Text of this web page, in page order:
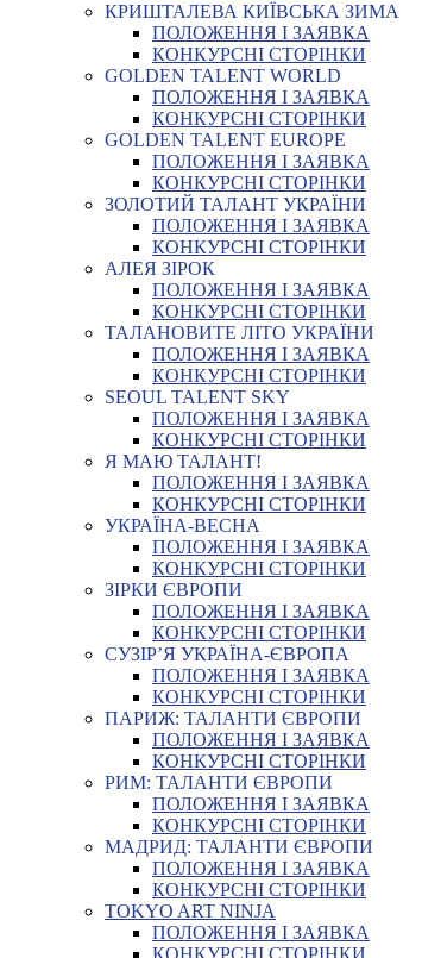
КРИШТАЛЕВА КИЇВСЬКА ЗИМА
ПОЛОЖЕННЯ І ЗАЯВКА
КОНКУРСНІ СТОРІНКИ
GOLDEN TALENT WORLD
ПОЛОЖЕННЯ І ЗАЯВКА
КОНКУРСНІ СТОРІНКИ
GOLDEN TALENT EUROPE
ПОЛОЖЕННЯ І ЗАЯВКА
КОНКУРСНІ СТОРІНКИ
ЗОЛОТИЙ ТАЛАНТ УКРАЇНИ
ПОЛОЖЕННЯ І ЗАЯВКА
КОНКУРСНІ СТОРІНКИ
АЛЕЯ ЗІРОК
ПОЛОЖЕННЯ І ЗАЯВКА
КОНКУРСНІ СТОРІНКИ
ТАЛАНОВИТЕ ЛІТО УКРАЇНИ
ПОЛОЖЕННЯ І ЗАЯВКА
КОНКУРСНІ СТОРІНКИ
SEOUL TALENT SKY
ПОЛОЖЕННЯ І ЗАЯВКА
КОНКУРСНІ СТОРІНКИ
Я МАЮ ТАЛАНТ!
ПОЛОЖЕННЯ І ЗАЯВКА
КОНКУРСНІ СТОРІНКИ
УКРАЇНА-ВЕСНА
ПОЛОЖЕННЯ І ЗАЯВКА
КОНКУРСНІ СТОРІНКИ
ЗІРКИ ЄВРОПИ
ПОЛОЖЕННЯ І ЗАЯВКА
КОНКУРСНІ СТОРІНКИ
СУЗІР’Я УКРАЇНА-ЄВРОПА
ПОЛОЖЕННЯ І ЗАЯВКА
КОНКУРСНІ СТОРІНКИ
ПАРИЖ: ТАЛАНТИ ЄВРОПИ
ПОЛОЖЕННЯ І ЗАЯВКА
КОНКУРСНІ СТОРІНКИ
РИМ: ТАЛАНТИ ЄВРОПИ
ПОЛОЖЕННЯ І ЗАЯВКА
КОНКУРСНІ СТОРІНКИ
МАДРИД: ТАЛАНТИ ЄВРОПИ
ПОЛОЖЕННЯ І ЗАЯВКА
КОНКУРСНІ СТОРІНКИ
TOKYO ART NINJA
ПОЛОЖЕННЯ І ЗАЯВКА
КОНКУРСНІ СТОРІНКИ